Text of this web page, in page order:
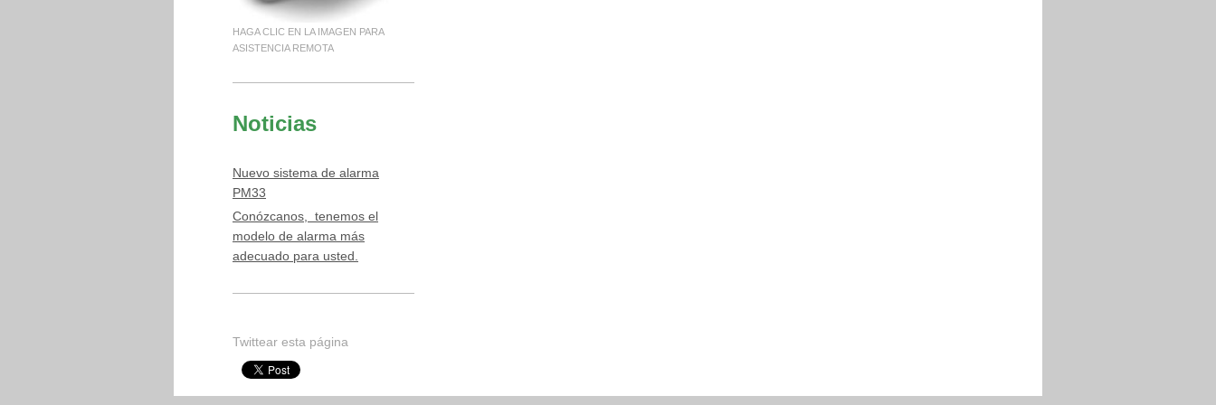
HAGA CLIC EN LA IMAGEN PARA
ASISTENCIA REMOTA
Noticias
Nuevo sistema de alarma
PM33
Conózcanos, tenemos el
modelo de alarma más
adecuado para usted.
Twittear esta página